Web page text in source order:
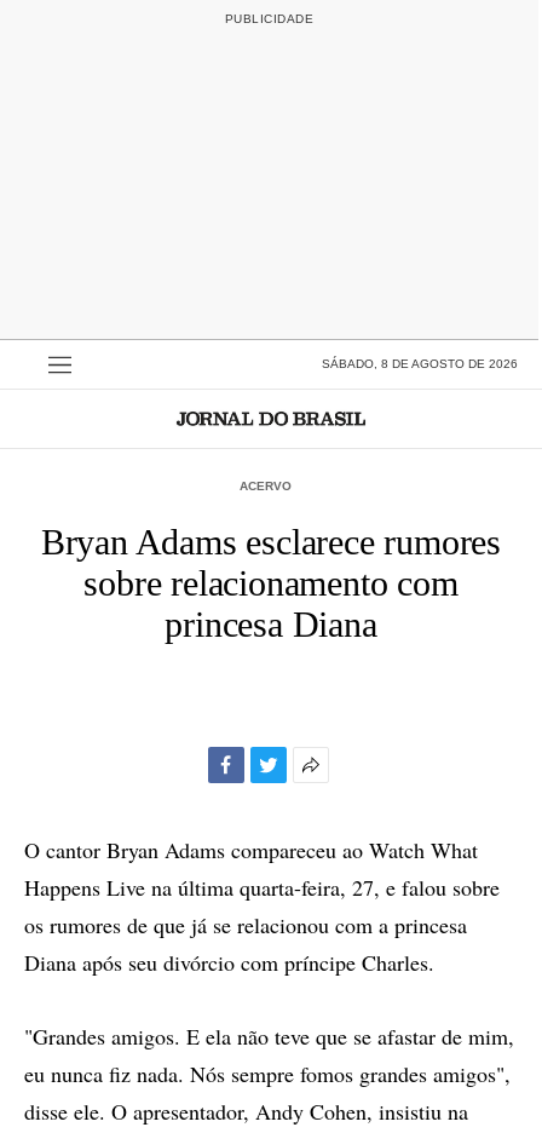
SÁBADO, 8 DE AGOSTO DE 2026
ACERVO
Bryan Adams esclarece rumores
sobre relacionamento com
princesa Diana
compartilhamento
O cantor Bryan Adams compareceu ao Watch What
Happens Live na última quarta-feira, 27, e falou sobre
os rumores de que já se relacionou com a princesa
Diana após seu divórcio com príncipe Charles.
"Grandes amigos. E ela não teve que se afastar de mim,
eu nunca fiz nada. Nós sempre fomos grandes amigos",
disse ele. O apresentador, Andy Cohen, insistiu na